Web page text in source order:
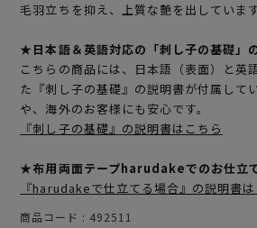
毛羽立ちを抑え、上質な艶を出しています
★日本語＆英語対応の「刺し子の基礎」
こちらの商品には、日本語（表面）と英
た『刺し子の基礎』の説明書が付属して
や、海外のお客様にも安心です。
『刺し子の基礎』の説明書はこちら
★布用両面テープharudakeでのお仕立
『harudakeで仕立てる場合』の説明書は
商品コード 492511